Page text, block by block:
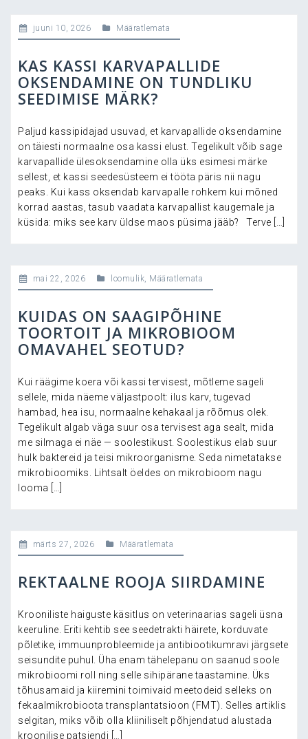
juuni 10, 2026 Määratlemata
KAS KASSI KARVAPALLIDE
OKSENDAMINE ON TUNDLIKU
SEEDIMISE MÄRK?
Paljud kassipidajad usuvad, et karvapallide oksendamine
on täiesti normaalne osa kassi elust. Tegelikult võib sage
karvapallide ülesoksendamine olla üks esimesi märke
sellest, et kassi seedesüsteem ei tööta päris nii nagu
peaks. Kui kass oksendab karvapalle rohkem kui mõned
korrad aastas, tasub vaadata karvapallist kaugemale ja
küsida: miks see karv üldse maos püsima jääb? Terve […]
mai 22, 2026 loomulik, Määratlemata
KUIDAS ON SAAGIPÕHINE
TOORTOIT JA MIKROBIOOM
OMAVAHEL SEOTUD?
Kui räägime koera või kassi tervisest, mõtleme sageli
sellele, mida näeme väljastpoolt: ilus karv, tugevad
hambad, hea isu, normaalne kehakaal ja rõõmus olek.
Tegelikult algab väga suur osa tervisest aga sealt, mida
me silmaga ei näe — soolestikust. Soolestikus elab suur
hulk baktereid ja teisi mikroorganisme. Seda nimetatakse
mikrobioomiks. Lihtsalt öeldes on mikrobioom nagu
looma […]
märts 27, 2026 Määratlemata
REKTAALNE ROOJA SIIRDAMINE
Krooniliste haiguste käsitlus on veterinaarias sageli üsna
keeruline. Eriti kehtib see seedetrakti häirete, korduvate
põletike, immuunprobleemide ja antibiootikumravi järgsete
seisundite puhul. Üha enam tähelepanu on saanud soole
mikrobioomi roll ning selle sihipärane taastamine. Üks
tõhusamaid ja kiiremini toimivaid meetodeid selleks on
fekaalmikrobioota transplantatsioon (FMT). Selles artiklis
selgitan, miks võib olla kliiniliselt põhjendatud alustada
kroonilise patsiendi […]